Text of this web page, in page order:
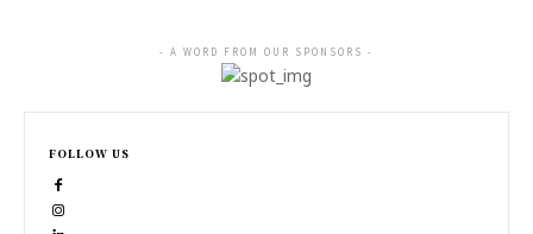
- A WORD FROM OUR SPONSORS -
FOLLOW US